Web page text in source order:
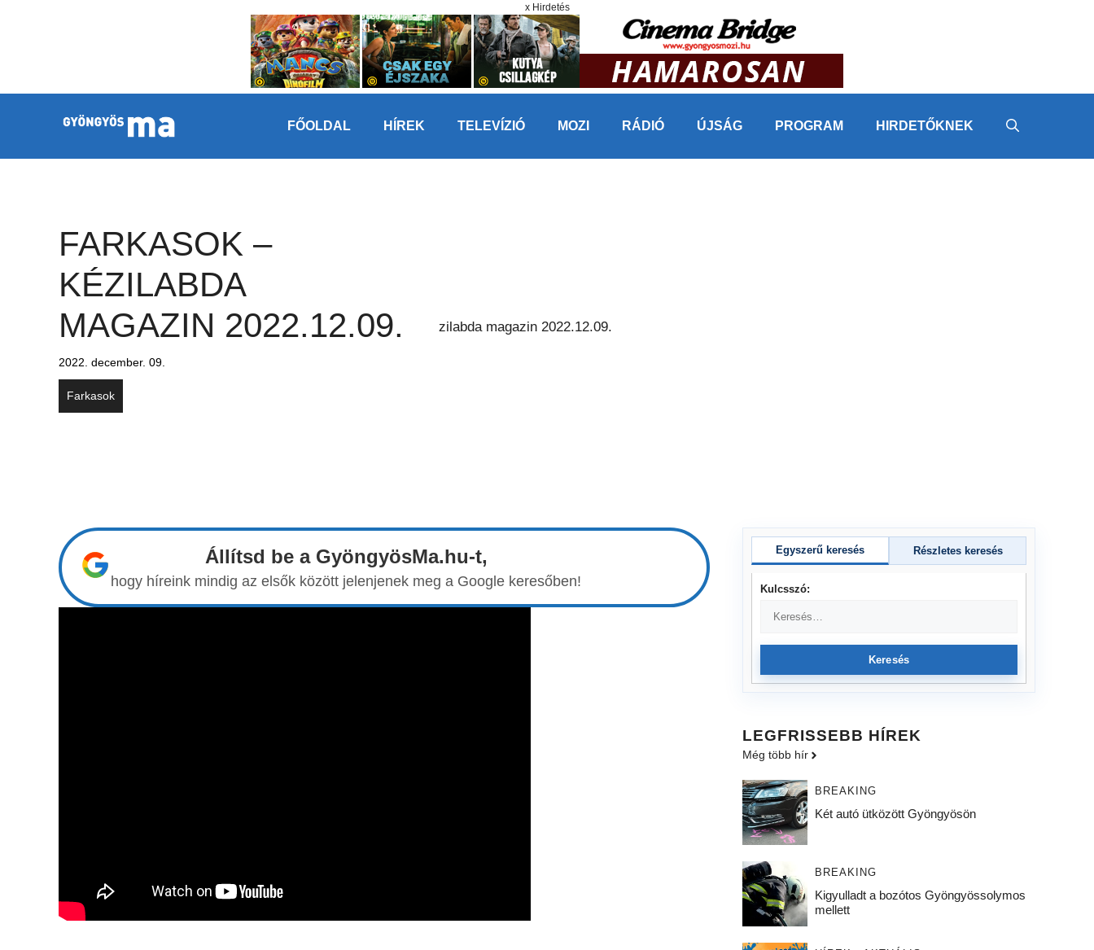
x Hirdetés
FŐOLDAL HÍREK TELEVÍZIÓ MOZI RÁDIÓ ÚJSÁG PROGRAM HIRDETŐKNEK
FARKASOK –
KÉZILABDA
MAGAZIN 2022.12.09.
2022. december. 09.
Farkasok
Állítsd be a GyöngyösMa.hu-t,
hogy híreink mindig az elsők között jelenjenek meg a Google keresőben!
Egyszerű keresés Részletes keresés
Kulcsszó:
Keresés
LEGFRISSEBB HÍREK
Még több hír
BREAKING
Két autó ütközött Gyöngyösön
BREAKING
Kigyulladt a bozótos Gyöngyössolymos
mellett